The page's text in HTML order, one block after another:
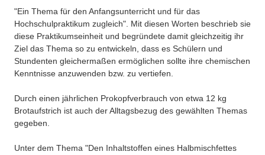
"Ein Thema für den Anfangsunterricht und für das
Hochschulpraktikum zugleich". Mit diesen Worten beschrieb sie
diese Praktikumseinheit und begründete damit gleichzeitig ihr
Ziel das Thema so zu entwickeln, dass es Schülern und
Stundenten gleichermaßen ermöglichen sollte ihre chemischen
Kenntnisse anzuwenden bzw. zu vertiefen.
Durch einen jährlichen Prokopfverbrauch von etwa 12 kg
Brotaufstrich ist auch der Alltagsbezug des gewählten Themas
gegeben.
Unter dem Thema "Den Inhaltstoffen eines Halbmischfettes